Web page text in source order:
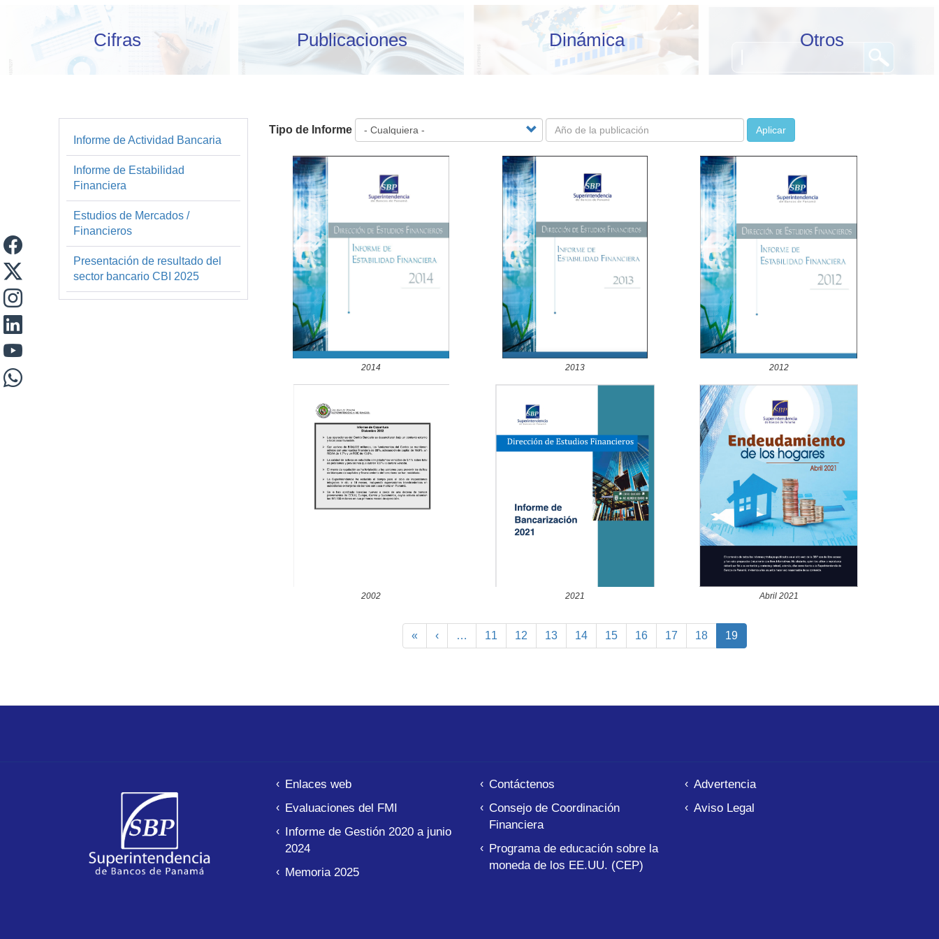
Cifras Publicaciones Dinámica Otros
Financiera
y
Estadística
Informe de Actividad Bancaria
Informe de Estabilidad
Financiera
Estudios de Mercados /
Financieros
Presentación de resultado del
sector bancario CBI 2025
Tipo de Informe Aplicar
2014 2013 2012
2002 2021 Abril 2021
Primera
página
«
Página
anterior
‹ … Page
11 Page
12 Page
13 Page
14 Page
15 Page
16 Page
17 Page
18
Página
actual
19
Enlaces web
Evaluaciones del FMI
Informe de Gestión 2020 a junio
2024
Memoria 2025
Contáctenos
Consejo de Coordinación
Financiera
Programa de educación sobre la
moneda de los EE.UU. (CEP)
Advertencia
Aviso Legal